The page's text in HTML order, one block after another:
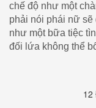
chế độ như một
phải nói phái nữ
như một bữa tiệc
đối lứa không thể
12